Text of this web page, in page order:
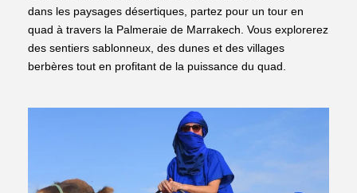
dans les paysages désertiques, partez pour un tour en
quad à travers la Palmeraie de Marrakech. Vous explorerez
des sentiers sablonneux, des dunes et des villages
berbères tout en profitant de la puissance du quad.